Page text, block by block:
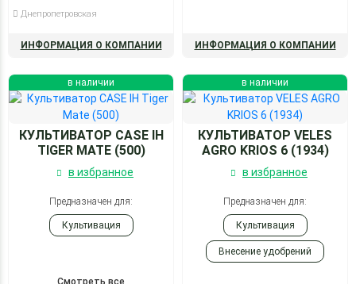
Днепропетровская
ИНФОРМАЦИЯ О КОМПАНИИ ИНФОРМАЦИЯ О КОМПАНИИ
в наличии
КУЛЬТИВАТОР CASE IH
TIGER MATE (500)
в избранное
Предназначен для:
Культивация
Смотреть все
в наличии
КУЛЬТИВАТОР VELES
AGRO KRIOS 6 (1934)
в избранное
Предназначен для:
Культивация
Внесение удобрений